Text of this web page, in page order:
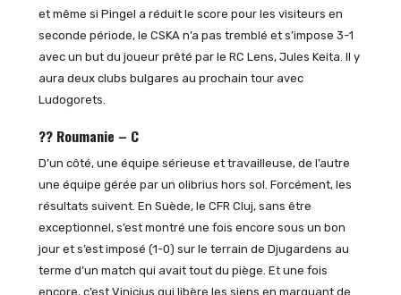
et même si Pingel a réduit le score pour les visiteurs en
seconde période, le CSKA n’a pas tremblé et s’impose 3-1
avec un but du joueur prêté par le RC Lens, Jules Keita. Il y
aura deux clubs bulgares au prochain tour avec
Ludogorets.
?? Roumanie – C
D’un côté, une équipe sérieuse et travailleuse, de l’autre
une équipe gérée par un olibrius hors sol. Forcément, les
résultats suivent. En Suède, le CFR Cluj, sans être
exceptionnel, s’est montré une fois encore sous un bon
jour et s’est imposé (1-0) sur le terrain de Djugardens au
terme d’un match qui avait tout du piège. Et une fois
encore, c’est Vinicius qui libère les siens en marquant de